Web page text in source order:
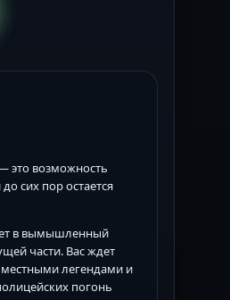
это возможность
сих пор остается
в вымышленный
части. Вас ждет
местными легендами и
погонь